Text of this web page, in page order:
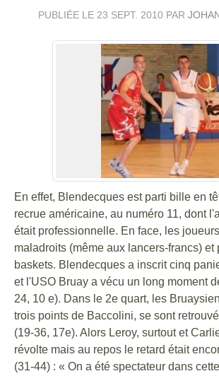
PUBLIÉE LE 23 SEPT. 2010 PAR
En effet, Blendecques est parti bille en
recrue américaine, au numéro 11, dont
était professionnelle. En face, les
maladroits (même aux lancers-francs) et
baskets. Blendecques a inscrit cinq
et l'USO Bruay a vécu un long moment
24, 10 e). Dans le 2e quart, les
trois points de Baccolini, se sont
(19-36, 17e). Alors Leroy, surtout et
révolte mais au repos le retard était
(31-44) : « On a été spectateur dans